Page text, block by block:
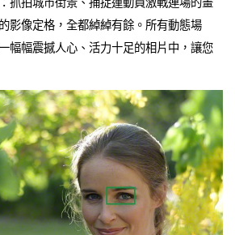
影像定格，全都綽綽有餘。所有動態場
幅幅震撼人心、活力十足的相片中，讓您